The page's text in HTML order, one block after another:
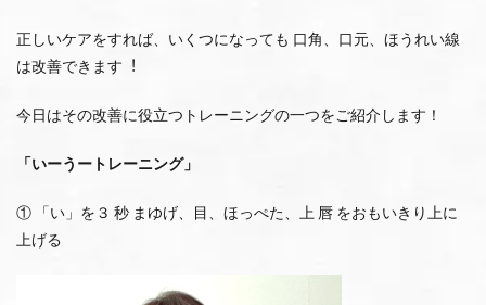
正しいケアをすれば、いくつになっても ⼝⾓、⼝元、ほうれい線
は改善できます︕
今日はその改善に役立つトレーニングの一つをご紹介します！
「いーうートレーニング」
① 「い」を３ 秒 まゆげ、⽬、ほっぺた、上 唇 をおもいきり上に
上げる